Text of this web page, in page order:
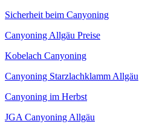
Sicherheit beim Canyoning
Canyoning Allgäu Preise
Kobelach Canyoning
Canyoning Starzlachklamm Allgäu
Canyoning im Herbst
JGA Canyoning Allgäu